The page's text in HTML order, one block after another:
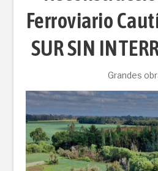
Ferroviario
SUR SIN
Grandes